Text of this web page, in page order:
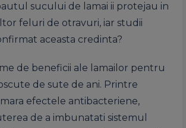
sucului de lamai ii protejau in
feluri de otravuri, iar studii
aceasta credinta?
de beneficii ale lamailor pentru
de sute de ani. Printre
efectele antibacteriene,
de a imbunatati sistemul